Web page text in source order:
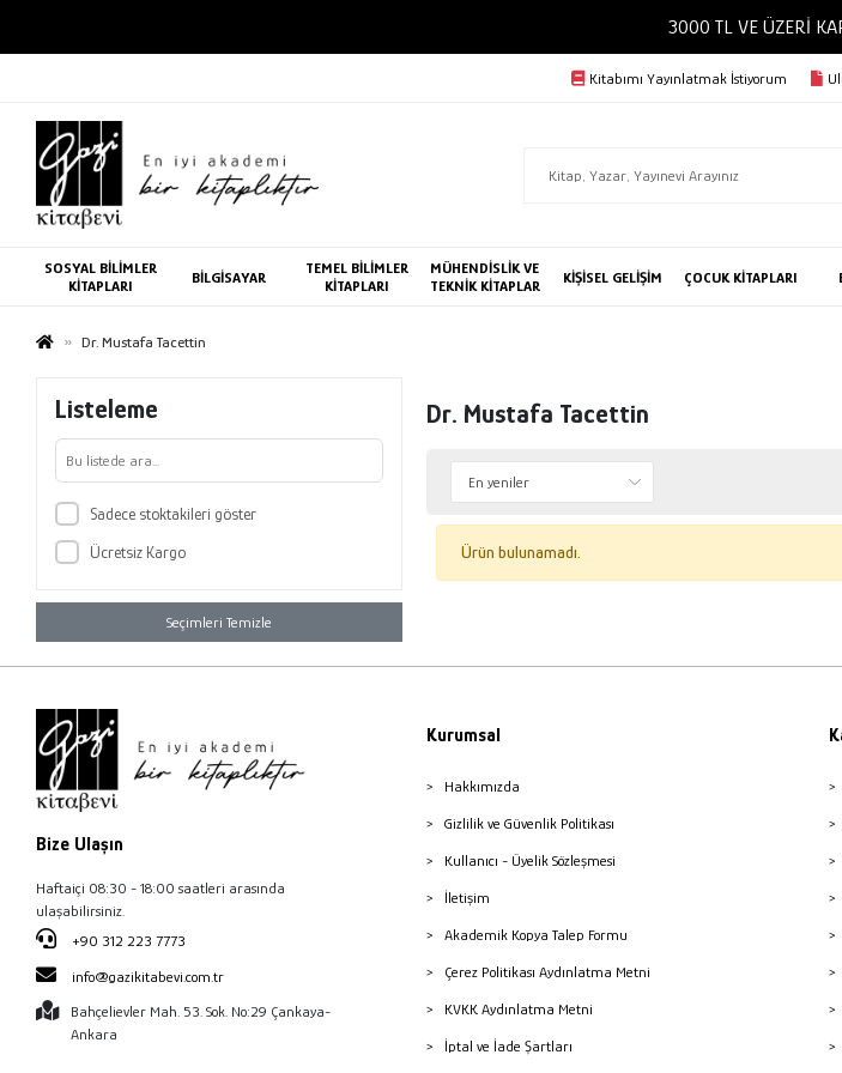
3000 TL VE ÜZERİ
Kitabımı Yayınlatmak İstiyorum
SOSYAL BİLİMLER
KİTAPLARI
BİLGİSAYAR
TEMEL BİLİMLER
KİTAPLARI
MÜHENDİSLİK VE
TEKNİK KİTAPLAR
KİŞİSEL GELİŞİM ÇOCUK KİTAPLARI
Dr. Mustafa Tacettin
Listeleme
Sadece stoktakileri göster
Ücretsiz Kargo
Seçimleri Temizle
Dr. Mustafa Tacettin
Ürün bulunamadı.
Bize Ulaşın
Haftaiçi 08:30 - 18:00 saatleri arasında
ulaşabilirsiniz.
+90 312 223 7773
info@gazikitabevi.com.tr
Bahçelievler Mah. 53. Sok. No:29 Çankaya-
Ankara
Kurumsal
Hakkımızda
Gizlilik ve Güvenlik Politikası
Kullanıcı - Üyelik Sözleşmesi
İletişim
Akademik Kopya Talep Formu
Çerez Politikası Aydınlatma Metni
KVKK Aydınlatma Metni
İptal ve İade Şartları